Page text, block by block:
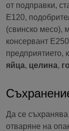
от подправки,
E120,
(свинско месо),
консервант
предприятието,
яйца, целина,
Да се
отваряне на